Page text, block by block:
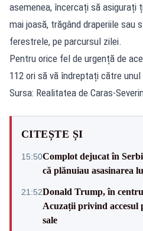
asemenea, încercați să asigurați
mai joasă, trăgând draperiile sau
ferestrele, pe parcursul zilei.
Pentru orice fel de urgență de
112 ori să vă îndreptați către
Sursa: Realitatea de Caras-
CITEȘTE ȘI
15:50Complot dejucat în
că plănuiau asasinarea
21:52Donald Trump, în
Acuzații privind accesul
sale